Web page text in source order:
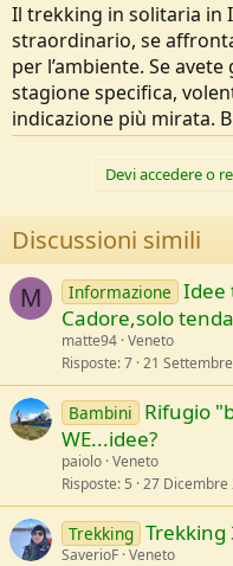
Il trekking in solitaria in
straordinario, se
per l’ambiente. Se
stagione specifica,
indicazione più mirata.
Devi accedere o
Discussioni simili
M Informazione Idee
Cadore,solo
matte94 Veneto
Risposte 7 21
Bambini
Rifugio
WE...idee?
paiolo Veneto
Risposte 5 27 Dicembre
Trekking Trekking
SaverioF Veneto